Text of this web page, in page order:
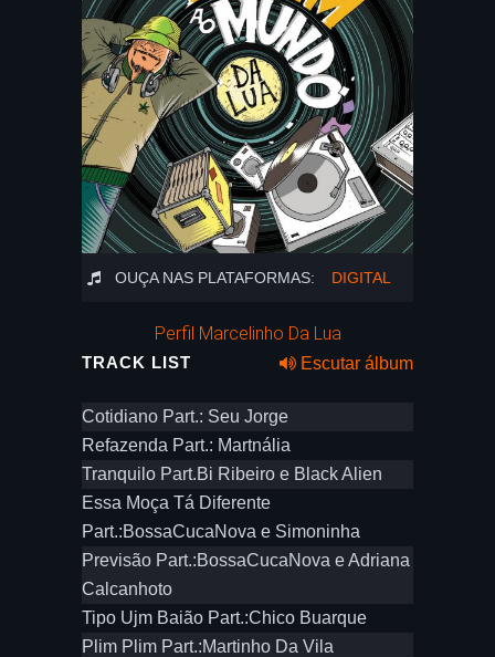
OUÇA NAS PLATAFORMAS: DIGITAL
Perfil Marcelinho Da Lua
TRACK LIST Escutar álbum
Cotidiano Part.: Seu Jorge
Refazenda Part.: Martnália
Tranquilo Part.Bi Ribeiro e Black Alien
Essa Moça Tá Diferente
Part.:BossaCucaNova e Simoninha
Previsão Part.:BossaCucaNova e Adriana
Calcanhoto
Tipo Ujm Baião Part.:Chico Buarque
Plim Plim Part.:Martinho Da Vila